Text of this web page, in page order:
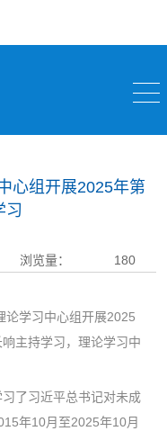
心组开展2025年第
习
浏览量： 180
论学习中心组开展2025
主持学习，理论学习中
了习近平总书记对未成
年10月至2025年10月